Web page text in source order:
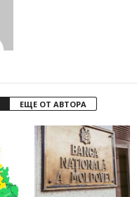
ЕЩЕ ОТ АВТОРА